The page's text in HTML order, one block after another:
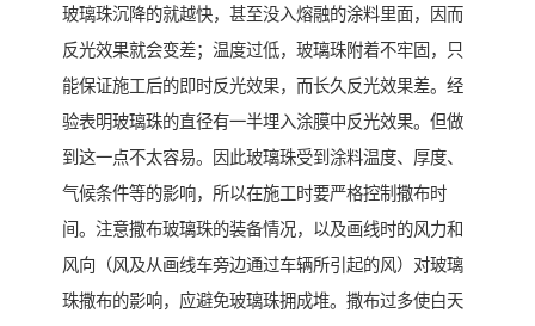
玻璃珠沉降的就越快，甚至没入熔融的涂料里面，因而
反光效果就会变差；温度过低，玻璃珠附着不牢固，只
能保证施工后的即时反光效果，而长久反光效果差。经
验表明玻璃珠的直径有一半埋入涂膜中反光效果。但做
到这一点不太容易。因此玻璃珠受到涂料温度、厚度、
气候条件等的影响，所以在施工时要严格控制撒布时
间。注意撒布玻璃珠的装备情况，以及画线时的风力和
风向（风及从画线车旁边通过车辆所引起的风）对玻璃
珠撒布的影响，应避免玻璃珠拥成堆。撒布过多使白天